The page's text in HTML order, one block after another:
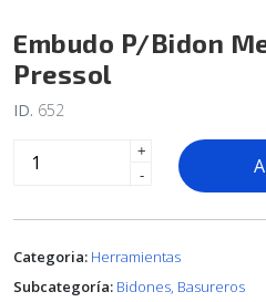
Embudo P/Bidon
Pressol
ID. 652
+
-
Categoria: Herramientas
Subcategoría: Bidones, Basureros